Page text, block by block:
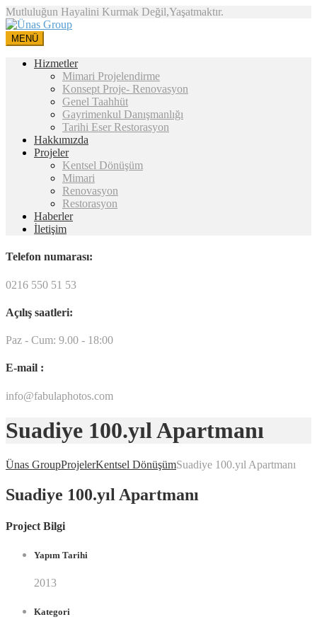
Mutluluğun Hayalini Kurmak Değil,Yaşatmaktır.
MENÜ
Hizmetler
Mimari Projelendirme
Konsept Proje- Renovasyon
Genel Taahhüt
Gayrimenkul Danışmanlığı
Tarihi Eser Restorasyon
Hakkımızda
Projeler
Kentsel Dönüşüm
Mimari
Renovasyon
Restorasyon
Haberler
İletişim
Telefon numarası:
0216 550 51 53
Açılış saatleri:
Paz - Cum: 9.00 - 18:00
E-mail :
info@fabulaphotos.com
Suadiye 100.yıl Apartmanı
Ünas GroupProjelerKentsel DönüşümSuadiye 100.yıl Apartmanı
Suadiye 100.yıl Apartmanı
Project Bilgi
Yapım Tarihi
2013
Kategori